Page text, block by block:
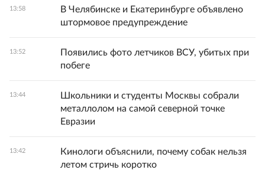
13:58
В Челябинске и Екатеринбурге объявлено
штормовое предупреждение
13:52
Появились фото летчиков ВСУ, убитых при
побеге
13:44
Школьники и студенты Москвы собрали
металлолом на самой северной точке
Евразии
13:42
Кинологи объяснили, почему собак нельзя
летом стричь коротко